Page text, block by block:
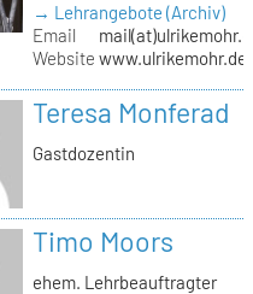
→ Lehrangebote (Archiv)
Email
Website www.ulrikemohr.de
Teresa Monferad
Gastdozentin
Timo Moors
ehem. Lehrbeauftragter